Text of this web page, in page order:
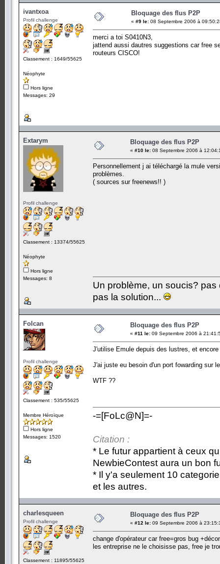
ivantxoa
Profil challenge
Classement : 1649/55625
Néophyte
Hors ligne
Messages: 29
Bloquage des flus P2P
« #9 le: 08 Septembre 2006 à
merci a toi S0410N3,
jattend aussi dautres suggestions car free
routeurs CISCO!
Extarym
Profil challenge
Classement : 13374/55625
Néophyte
Hors ligne
Messages: 8
Bloquage des flus P2P
« #10 le: 08 Septembre 2006 à
Personnellement j ai téléchargé la mule
problèmes.
( sources sur freenews!! )
Un problème, un soucis?
pas la solution...
Folcan
Profil challenge
Classement : 535/55625
Membre Héroïque
Hors ligne
Messages: 1520
Bloquage des flus P2P
« #11 le: 09 Septembre 2006 à
J'utilise Emule depuis des lustres, et
J'ai juste eu besoin d'un port fowarding sur
WTF ??
-=[FoLc@N]=-
Citation :
* Le futur appartient à ceux
NewbieContest aura un bon
* Il y'a seulement 10
et les autres.
charlesqueen
Profil challenge
Classement : 11895/55625
Bloquage des flus P2P
« #12 le: 09 Septembre 2006 à
change d'opérateur car free=gros bug
les entreprise ne le choisisse pas, free je